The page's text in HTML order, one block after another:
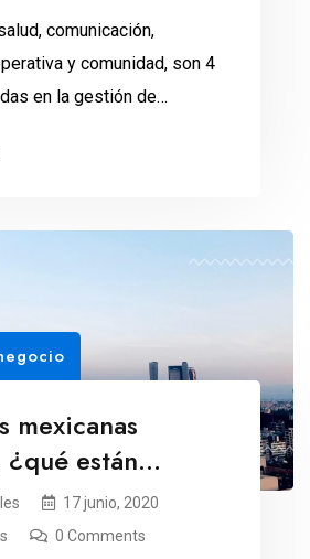
comunicación,
y comunidad, son 4
en la gestión de
mexicanas
están
a la crisis?
17 junio, 2020
0 Comments